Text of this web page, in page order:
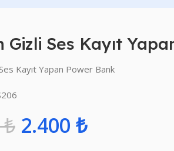
Gizli Ses Kayıt
Kayıt Yapan Power Bank
₺ 2.400 ₺